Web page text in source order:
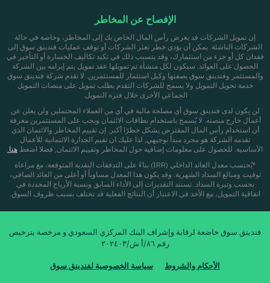
الإفصاح عن المخاطر
إن تمويل الشركات قد يعرض رأس المال الخاص بك إلى المخاطر، وخاصة في حالة
الشركات الناشئة. يمكن أن يؤدي خطر تعثر الشركات أو توقف عمليات فندينق سوق إلى
فقدان كل أو جزء من استثمارك، وقد يتسبب ذلك في تكبد تكاليف الخسارة أو التأخير في
الحصول على العوائد. سيكون لكل منشأة تم تمويلها عقد تمويل يتم إبرامه بين الشركة
والمستثمر وفندينق سوق بصفتها وكيل استثمار للمستثمرين. لا تقدم شركة فندينق سوق
خدمة تحويل التمويل ولا يسمح للشركات التقدم بطلب تمويل على منصات التمويل
الجماعي الأخرى خلال فترة التمويل.
لن يكون لدى فندينق سوق أي مصلحة مالية في أي من العملاء المحتملين ولن يعلن عن
أعمال خارج منصته. لا يُسمح باستخدام بطاقات الائتمان ويجب على المستثمرين معرفة
أن استخدام رأس المال المقترض يشكل خطرًا أكبر. إن تقييم المخاطر والائتمان الذي
تقدمه الشركة هو مجرد مبدأ توجيهي, لذا عليك ان تقيم الجدارة الائتمانية للأعمال
الأساسية. للحصول على معلومات إضافية حول المخاطر وتقييم الائتمان, فضلا اضغط هنا.
*يُحتسب معدل العائد الداخلي (IRR) بناءً على التدفقات النقدية المتوقعة، مع مراعاة
توقيت ومبالغ السداد الشهرية. وقد يكون هذا المعدل مساوياً أو أعلى من العائد الصافي،
بحسب وتيرة السداد. تستند التقديرات إلى الأداء السابق ونسبة الأرباح المحددة في
اتفاقية التمويل، مع الأخذ في الاعتبار أن النتائج الفعلية قد تختلف بسبب ظروف السوق.
فندينق سوق خاضعة لرقابة وإشراف البنك المركزي السعودي و مرخصة بترخيص
رقم ٨٦/أ ش/٢٠٢٤٠٣
الأحكام والشروط سياسة الخصوصية لفندينق سوق